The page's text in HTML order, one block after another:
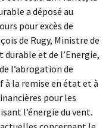
a déposé au
pour excès de
de Rugy, Ministre de
durable et de l’Energie,
l’abrogation de
à la remise en état et à
pour les
l’énergie du vent.